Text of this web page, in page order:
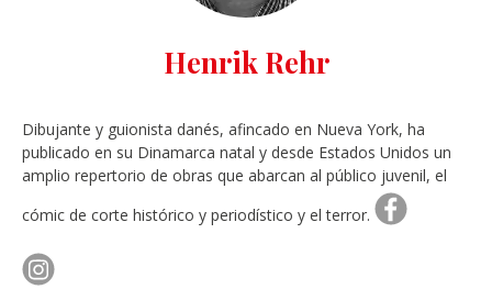
Henrik Rehr
Dibujante y guionista danés, afincado en Nueva York, ha
publicado en su Dinamarca natal y desde Estados Unidos un
amplio repertorio de obras que abarcan al público juvenil, el
cómic de corte histórico y periodístico y el terror.